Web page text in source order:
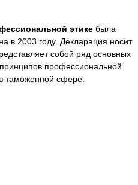
этике была
в 2003 году. Декларация носит
собой ряд основных
профессиональной
таможенной сфере.